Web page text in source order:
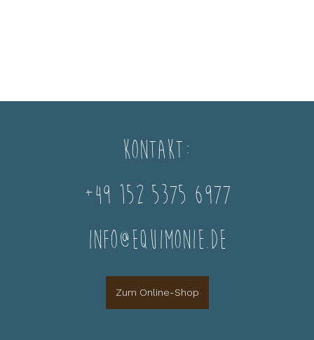
Kontakt:
+49 152 5375 6977
info@equimonie.de
Zum Online-Shop